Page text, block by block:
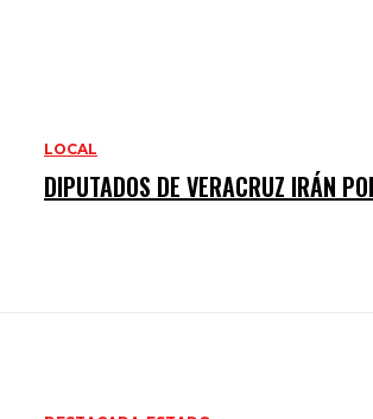
LOCAL
DIPUTADOS DE VERACRUZ IRÁN